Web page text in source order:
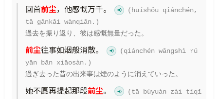
回首前尘，他感慨万千。
(huíshǒu qiánchén,
tā gǎnkǎi wànqiān.)
過去を振り返り、彼は感慨無量だった。
前尘往事如烟般消散。
(qiánchén wǎngshì rú
yān bān xiāosàn.)
過ぎ去った昔の出来事は煙のように消えていった。
她不愿再提起那段前尘。
(tā bùyuàn zài tíqǐ